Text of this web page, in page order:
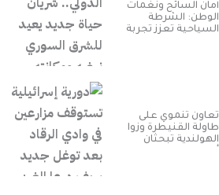
أمان السائح ونغمات
الوطن: الشرطة
السياحية تعزز تجربة
تعاون تنموي على
طاولة القنيطرة وزوا
الهولندية تبحثان